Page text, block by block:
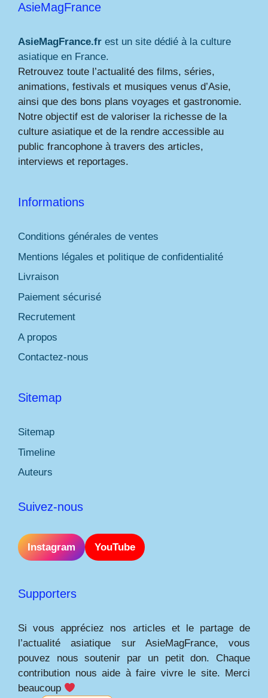
AsieMagFrance
AsieMagFrance.fr est un site dédié à la culture
asiatique en France.
Retrouvez toute l’actualité des films, séries,
animations, festivals et musiques venus d’Asie,
ainsi que des bons plans voyages et gastronomie.
Notre objectif est de valoriser la richesse de la
culture asiatique et de la rendre accessible au
public francophone à travers des articles,
interviews et reportages.
Informations
Conditions générales de ventes
Mentions légales et politique de confidentialité
Livraison
Paiement sécurisé
Recrutement
A propos
Contactez-nous
Sitemap
Sitemap
Timeline
Auteurs
Suivez-nous
Instagram YouTube
Supporters
Si vous appréciez nos articles et le partage de
l’actualité asiatique sur AsieMagFrance, vous
pouvez nous soutenir par un petit don. Chaque
contribution nous aide à faire vivre le site. Merci
beaucoup